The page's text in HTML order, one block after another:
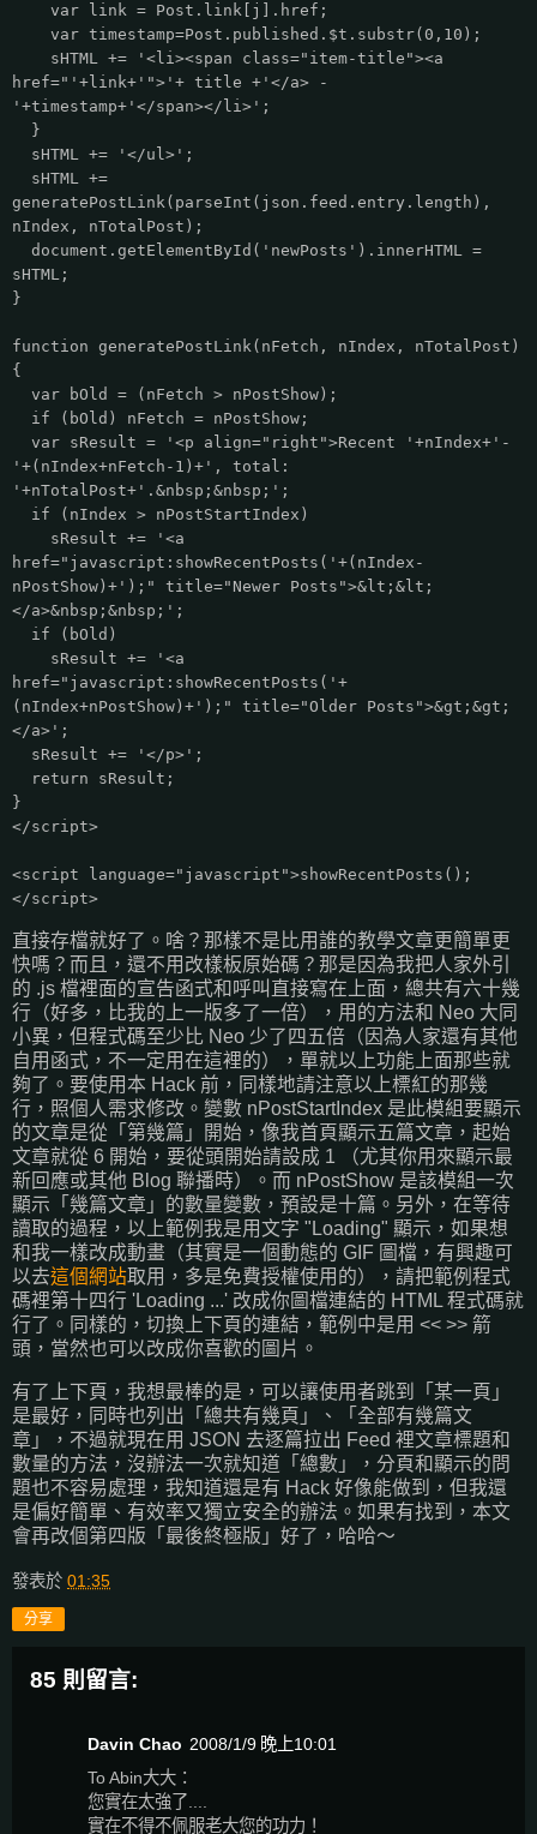
var link = Post.link[j].href;
var timestamp=Post.published.$t.substr(0,10);
sHTML += '<li><span class="item-title"><a
href="'+link+'">'+ title +'</a> -
'+timestamp+'</span></li>';
}
sHTML += '</ul>';
sHTML +=
generatePostLink(parseInt(json.feed.entry.length),
nIndex, nTotalPost);
document.getElementById('newPosts').innerHTML =
sHTML;
}
function generatePostLink(nFetch, nIndex, nTotalPost)
{
var bOld = (nFetch > nPostShow);
if (bOld) nFetch = nPostShow;
var sResult = '<p align="right">Recent '+nIndex+'-
'+(nIndex+nFetch-1)+', total:
'+nTotalPost+'.&nbsp;&nbsp;';
if (nIndex > nPostStartIndex)
sResult += '<a
href="javascript:showRecentPosts('+(nIndex-
nPostShow)+');" title="Newer Posts">&lt;&lt;
</a>&nbsp;&nbsp;';
if (bOld)
sResult += '<a
href="javascript:showRecentPosts('+
(nIndex+nPostShow)+');" title="Older Posts">&gt;&gt;
</a>';
sResult += '</p>';
return sResult;
}
</script>
<script language="javascript">showRecentPosts();
</script>
直接存檔就好了。啥？那樣不是比用誰的教學文章更簡單更
快嗎？而且，還不用改樣板原始碼？那是因為我把人家外引
的 .js 檔裡面的宣告函式和呼叫直接寫在上面，總共有六十幾
行（好多，比我的上一版多了一倍），用的方法和 Neo 大同
小異，但程式碼至少比 Neo 少了四五倍（因為人家還有其他
自用函式，不一定用在這裡的），單就以上功能上面那些就
夠了。要使用本 Hack 前，同樣地請注意以上標紅的那幾
行，照個人需求修改。變數 nPostStartIndex 是此模組要顯示
的文章是從「第幾篇」開始，像我首頁顯示五篇文章，起始
文章就從 6 開始，要從頭開始請設成 1 （尤其你用來顯示最
新回應或其他 Blog 聯播時）。而 nPostShow 是該模組一次
顯示「幾篇文章」的數量變數，預設是十篇。另外，在等待
讀取的過程，以上範例我是用文字 "Loading" 顯示，如果想
和我一樣改成動畫（其實是一個動態的 GIF 圖檔，有興趣可
以去這個網站取用，多是免費授權使用的），請把範例程式
碼裡第十四行 'Loading ...' 改成你圖檔連結的 HTML 程式碼就
行了。同樣的，切換上下頁的連結，範例中是用 << >> 箭
頭，當然也可以改成你喜歡的圖片。
有了上下頁，我想最棒的是，可以讓使用者跳到「某一頁」
是最好，同時也列出「總共有幾頁」、「全部有幾篇文
章」，不過就現在用 JSON 去逐篇拉出 Feed 裡文章標題和
數量的方法，沒辦法一次就知道「總數」，分頁和顯示的問
題也不容易處理，我知道還是有 Hack 好像能做到，但我還
是偏好簡單、有效率又獨立安全的辦法。如果有找到，本文
會再改個第四版「最後終極版」好了，哈哈～
發表於 01:35
分享
85 則留言:
Davin Chao 2008/1/9 晚上10:01
To Abin大大：
您實在太強了....
實在不得不佩服老大您的功力！